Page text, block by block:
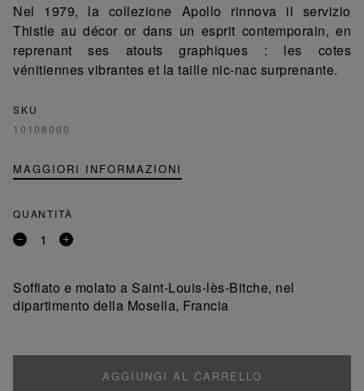
Nel 1979, la collezione Apollo rinnova il servizio
Thistle au décor or dans un esprit contemporain, en
reprenant ses atouts graphiques : les cotes
vénitiennes vibrantes et la taille nic-nac surprenante.
SKU
10108000
MAGGIORI INFORMAZIONI
QUANTITÀ
Rimuovi
Aggiungi
Soffiato e molato a Saint-Louis-lès-Bitche, nel
dipartimento della Mosella, Francia
AGGIUNGI AL CARRELLO